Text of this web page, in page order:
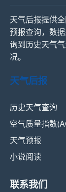
天气后报提供
预报查询，数
询到历史天气
况。
天气后报
历史天气查询
空气质量指数
天气预报
小说阅读
联系我们